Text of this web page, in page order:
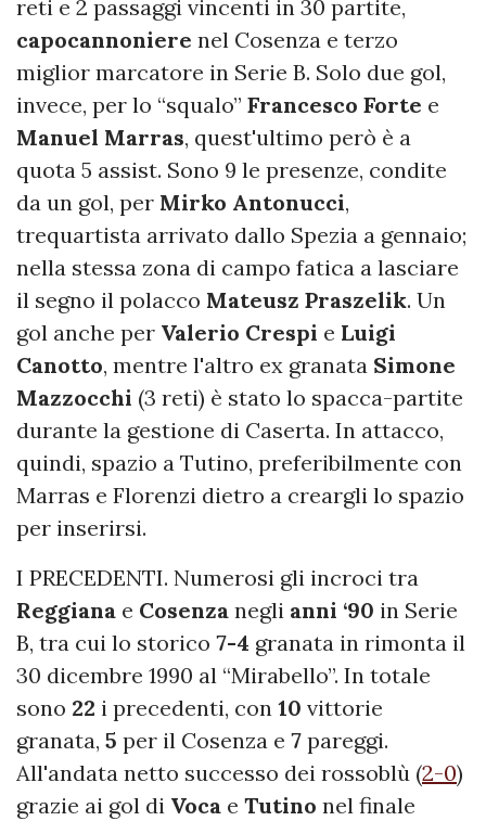
reti e 2 passaggi vincenti in 30 partite,
capocannoniere nel Cosenza e terzo
miglior marcatore in Serie B. Solo due gol,
invece, per lo “squalo” Francesco Forte e
Manuel Marras, quest'ultimo però è a
quota 5 assist. Sono 9 le presenze, condite
da un gol, per Mirko Antonucci,
trequartista arrivato dallo Spezia a gennaio;
nella stessa zona di campo fatica a lasciare
il segno il polacco Mateusz Praszelik. Un
gol anche per Valerio Crespi e Luigi
Canotto, mentre l'altro ex granata Simone
Mazzocchi (3 reti) è stato lo spacca-partite
durante la gestione di Caserta. In attacco,
quindi, spazio a Tutino, preferibilmente con
Marras e Florenzi dietro a creargli lo spazio
per inserirsi.
I PRECEDENTI. Numerosi gli incroci tra
Reggiana e Cosenza negli anni ‘90 in Serie
B, tra cui lo storico 7-4 granata in rimonta il
30 dicembre 1990 al “Mirabello”. In totale
sono 22 i precedenti, con 10 vittorie
granata, 5 per il Cosenza e 7 pareggi.
All'andata netto successo dei rossoblù (2-0)
grazie ai gol di Voca e Tutino nel finale